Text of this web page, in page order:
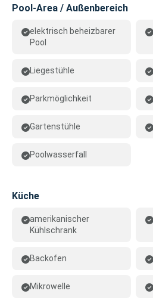
Pool-Area / Außenbereich
elektrisch beheizbarer
Pool
Liegestühle
Parkmöglichkeit
Gartenstühle
Poolwasserfall
Küche
amerikanischer
Kühlschrank
Backofen
Mikrowelle